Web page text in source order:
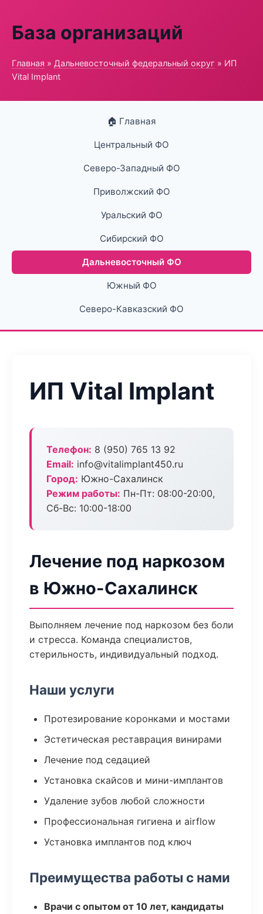
База организаций
Главная » Дальневосточный федеральный округ » ИП
Vital Implant
🏠 Главная
Центральный ФО
Северо-Западный ФО
Приволжский ФО
Уральский ФО
Сибирский ФО
Дальневосточный ФО
Южный ФО
Северо-Кавказский ФО
ИП Vital Implant
Телефон: 8 (950) 765 13 92
Email: info@vitalimplant450.ru
Город: Южно-Сахалинск
Режим работы: Пн-Пт: 08:00-20:00,
Сб-Вс: 10:00-18:00
Лечение под наркозом
в Южно-Сахалинск
Выполняем лечение под наркозом без боли
и стресса. Команда специалистов,
стерильность, индивидуальный подход.
Наши услуги
Протезирование коронками и мостами
Эстетическая реставрация винирами
Лечение под седацией
Установка скайсов и мини-имплантов
Удаление зубов любой сложности
Профессиональная гигиена и airflow
Установка имплантов под ключ
Преимущества работы с нами
Врачи с опытом от 10 лет, кандидаты